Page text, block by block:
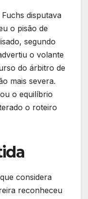
disputava
o pisão de
segundo
o volante
do árbitro de
mais severa.
o equilíbrio
o roteiro
considera
reconheceu